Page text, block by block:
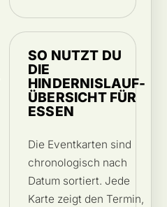
SO NUTZT DU
DIE
HINDERNISLAUF-
ÜBERSICHT FÜR
ESSEN
Die Eventkarten sind
chronologisch nach
Datum sortiert. Jede
Karte zeigt den Termin,